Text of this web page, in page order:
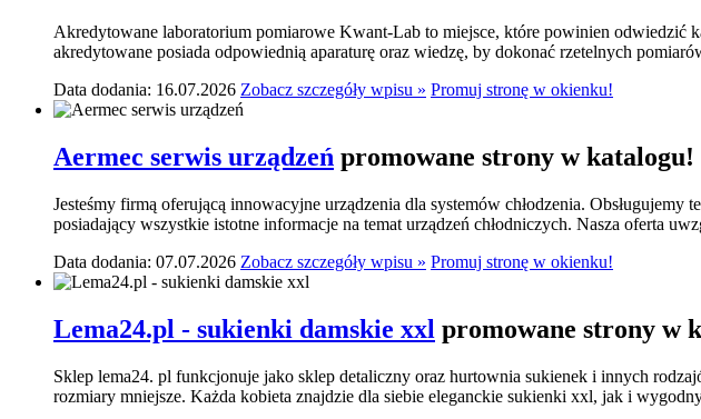
Akredytowane laboratorium pomiarowe Kwant-Lab to miejsce, które powinien odwiedzić
akredytowane posiada odpowiednią aparaturę oraz wiedzę, by dokonać rzetelnych
Data dodania: 16.07.2026 Zobacz szczegóły wpisu » Promuj stronę w okienku!
Aermec serwis urządzeń promowane strony w katalogu!
Jesteśmy firmą oferującą innowacyjne urządzenia dla systemów chłodzenia.
posiadający wszystkie istotne informacje na temat urządzeń chłodniczych. Nasza oferta
Data dodania: 07.07.2026 Zobacz szczegóły wpisu » Promuj stronę w okienku!
Lema24.pl - sukienki damskie xxl promowane strony w
Sklep lema24. pl funkcjonuje jako sklep detaliczny oraz hurtownia sukienek i innych
rozmiary mniejsze. Każda kobieta znajdzie dla siebie eleganckie sukienki xxl, jak i